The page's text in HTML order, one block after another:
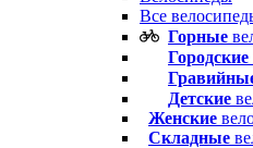
Все
Горные
Городские
Детские
Женские
Складные